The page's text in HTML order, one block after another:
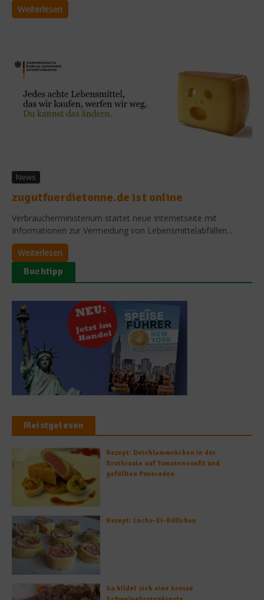
Weiterlesen
News
zugutfuerdietonne.de ist online
Verbraucherministerium startet neue Internetseite mit
Informationen zur Vermeidung von Lebensmittelabfällen...
Weiterlesen
Buchtipp
Meistgelesen
Rezept: Deichlammrücken in der
Brotkruste auf Tomatenconfit und
gefüllten Poveraden
Rezept: Lachs-Ei-Röllchen
So bildet sich eine krosse